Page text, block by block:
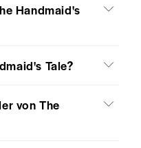
Handmaid's
Tale?
von The